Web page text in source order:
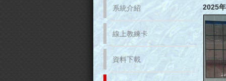
系統介紹
線上教練卡
資料下載
2025